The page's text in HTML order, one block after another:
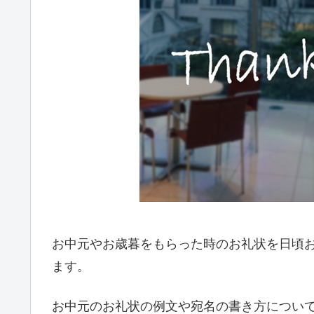
お中元やお歳暮をもらった時のお礼状を日頃
ます。
お中元のお礼状の例文や宛名の書き方につい